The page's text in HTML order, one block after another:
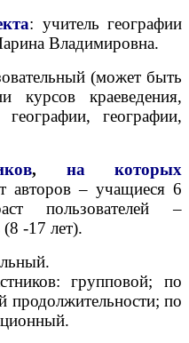
: учитель географии
Владимировна.
(может быть
курсов краеведения,
географии,
, на которых
авторов – учащиеся 6
пользователей –
-17 лет).
групповой; по
продолжительности; по